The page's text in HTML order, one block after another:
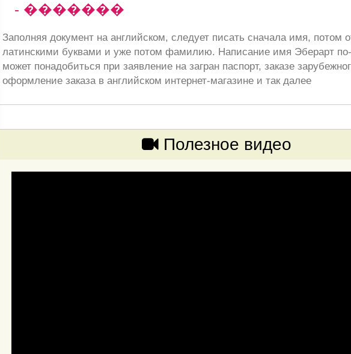
- �������
Заполняя документ на английском, следует писать сначала имя, потом
латинскими буквами и уже потом фамилию. Написание имя Эберарт
может понадобиться при заявление на загран паспорт, заказе
оформление заказа в английском интернет-магазине и так далее
Полезное видео